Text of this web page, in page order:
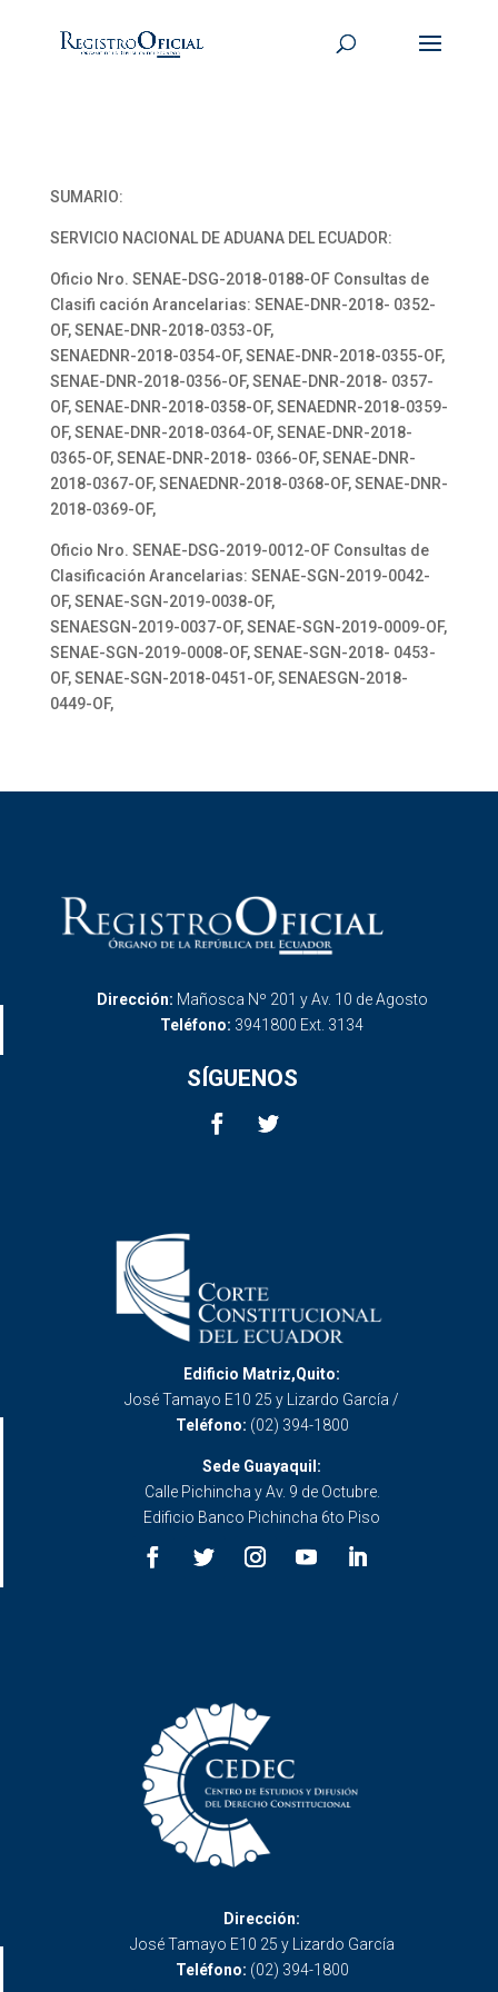
SUMARIO:
SERVICIO NACIONAL DE ADUANA DEL ECUADOR:
Oficio Nro. SENAE-DSG-2018-0188-OF Consultas de
Clasifi cación Arancelarias: SENAE-DNR-2018- 0352-
OF, SENAE-DNR-2018-0353-OF,
SENAEDNR-2018-0354-OF, SENAE-DNR-2018-0355-OF,
SENAE-DNR-2018-0356-OF, SENAE-DNR-2018- 0357-
OF, SENAE-DNR-2018-0358-OF, SENAEDNR-2018-0359-
OF, SENAE-DNR-2018-0364-OF, SENAE-DNR-2018-
0365-OF, SENAE-DNR-2018- 0366-OF, SENAE-DNR-
2018-0367-OF, SENAEDNR-2018-0368-OF, SENAE-DNR-
2018-0369-OF,
Oficio Nro. SENAE-DSG-2019-0012-OF Consultas de
Clasificación Arancelarias: SENAE-SGN-2019-0042-
OF, SENAE-SGN-2019-0038-OF,
SENAESGN-2019-0037-OF, SENAE-SGN-2019-0009-OF,
SENAE-SGN-2019-0008-OF, SENAE-SGN-2018- 0453-
OF, SENAE-SGN-2018-0451-OF, SENAESGN-2018-
0449-OF,
Dirección: Mañosca Nº 201 y Av. 10 de Agosto
Teléfono: 3941800 Ext. 3134
SÍGUENOS
Edificio Matriz,Quito:
José Tamayo E10 25 y Lizardo García /
Teléfono: (02) 394-1800
Sede Guayaquil:
Calle Pichincha y Av. 9 de Octubre.
Edificio Banco Pichincha 6to Piso
Dirección:
José Tamayo E10 25 y Lizardo García
Teléfono: (02) 394-1800